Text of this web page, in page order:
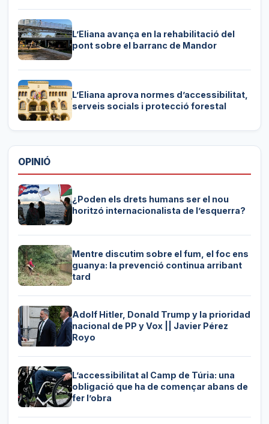
L’Eliana avança en la rehabilitació del
pont sobre el barranc de Mandor
L’Eliana aprova normes d’accessibilitat,
serveis socials i protecció forestal
OPINIÓ
¿Poden els drets humans ser el nou
horitzó internacionalista de l’esquerra?
Mentre discutim sobre el fum, el foc ens
guanya: la prevenció continua arribant
tard
Adolf Hitler, Donald Trump y la prioridad
nacional de PP y Vox || Javier Pérez
Royo
L’accessibilitat al Camp de Túria: una
obligació que ha de començar abans de
fer l’obra